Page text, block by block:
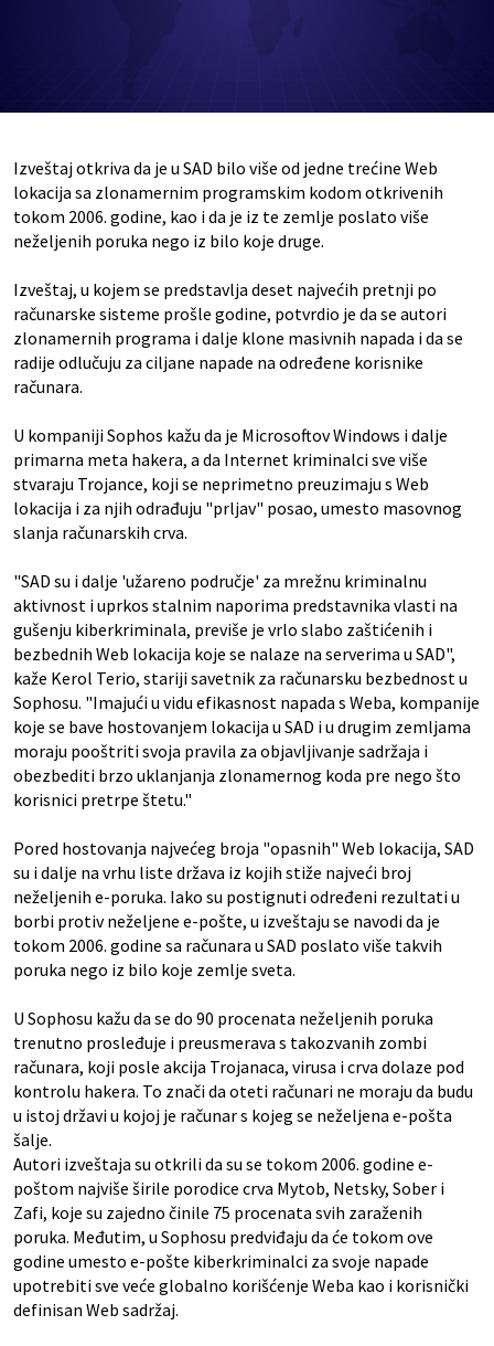
Izveštaj otkriva da je u SAD bilo više od jedne trećine Web
lokacija sa zlonamernim programskim kodom otkrivenih
tokom 2006. godine, kao i da je iz te zemlje poslato više
neželjenih poruka nego iz bilo koje druge.
Izveštaj, u kojem se predstavlja deset najvećih pretnji po
računarske sisteme prošle godine, potvrdio je da se autori
zlonamernih programa i dalje klone masivnih napada i da se
radije odlučuju za ciljane napade na određene korisnike
računara.
U kompaniji Sophos kažu da je Microsoftov Windows i dalje
primarna meta hakera, a da Internet kriminalci sve više
stvaraju Trojance, koji se neprimetno preuzimaju s Web
lokacija i za njih odrađuju "prljav" posao, umesto masovnog
slanja računarskih crva.
"SAD su i dalje 'užareno područje' za mrežnu kriminalnu
aktivnost i uprkos stalnim naporima predstavnika vlasti na
gušenju kiberkriminala, previše je vrlo slabo zaštićenih i
bezbednih Web lokacija koje se nalaze na serverima u SAD",
kaže Kerol Terio, stariji savetnik za računarsku bezbednost u
Sophosu. "Imajući u vidu efikasnost napada s Weba, kompanije
koje se bave hostovanjem lokacija u SAD i u drugim zemljama
moraju pooštriti svoja pravila za objavljivanje sadržaja i
obezbediti brzo uklanjanja zlonamernog koda pre nego što
korisnici pretrpe štetu."
Pored hostovanja najvećeg broja "opasnih" Web lokacija, SAD
su i dalje na vrhu liste država iz kojih stiže najveći broj
neželjenih e-poruka. Iako su postignuti određeni rezultati u
borbi protiv neželjene e-pošte, u izveštaju se navodi da je
tokom 2006. godine sa računara u SAD poslato više takvih
poruka nego iz bilo koje zemlje sveta.
U Sophosu kažu da se do 90 procenata neželjenih poruka
trenutno prosleđuje i preusmerava s takozvanih zombi
računara, koji posle akcija Trojanaca, virusa i crva dolaze pod
kontrolu hakera. To znači da oteti računari ne moraju da budu
u istoj državi u kojoj je računar s kojeg se neželjena e-pošta
šalje.
Autori izveštaja su otkrili da su se tokom 2006. godine e-
poštom najviše širile porodice crva Mytob, Netsky, Sober i
Zafi, koje su zajedno činile 75 procenata svih zaraženih
poruka. Međutim, u Sophosu predviđaju da će tokom ove
godine umesto e-pošte kiberkriminalci za svoje napade
upotrebiti sve veće globalno korišćenje Weba kao i korisnički
definisan Web sadržaj.